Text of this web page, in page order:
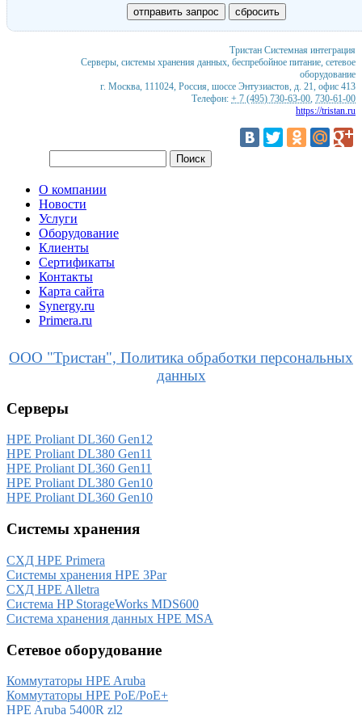
Тристан Системная интеграция
Серверы, системы хранения данных, беспребойное питание, сетевое
оборудование
г. Москва, 111024, Россия, шоссе Энтузиастов, д. 21, офис 413
Телефон: + 7 (495) 730-63-00, 730-61-00
https://tristan.ru
О компании
Новости
Услуги
Оборудование
Клиенты
Сертификаты
Контакты
Карта сайта
Synergy.ru
Primera.ru
ООО "Тристан", Политика обработки персональных
данных
Серверы
HPE Proliant DL360 Gen12
HPE Proliant DL380 Gen11
HPE Proliant DL360 Gen11
HPE Proliant DL380 Gen10
HPE Proliant DL360 Gen10
Системы хранения
СХД HPE Primera
Системы хранения HPE 3Par
СХД HPE Alletra
Система HP StorageWorks MDS600
Система хранения данных HPE MSA
Сетевое оборудование
Коммутаторы HPE Aruba
Коммутаторы HPE PoE/PoE+
HPE Aruba 5400R zl2